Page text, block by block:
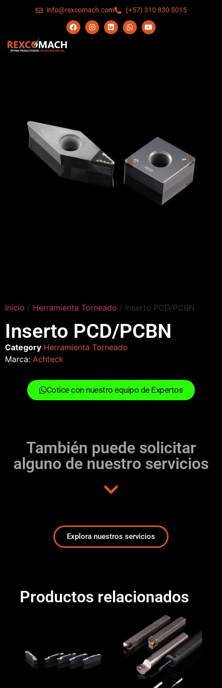
info@rexcomach.com (+57) 310 830 5015
Inicio / Herramienta Torneado / Inserto PCD/PCBN
Inserto PCD/PCBN
Category Herramienta Torneado
Marca: Achteck
Cotice con nuestro equipo de Expertos
También puede solicitar
alguno de nuestro servicios
Explora nuestros servicios
Productos relacionados